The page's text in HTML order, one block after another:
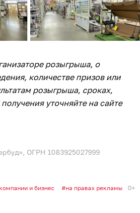
розыгрыша, о
количестве призов или
розыгрыша, сроках,
уточняйте на сайте
ОГРН 1083925027999
компании и бизнес на правах рекламы 0+